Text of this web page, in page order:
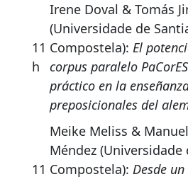
11
h
Irene Doval & Tomás
(Universidade de
Compostela): El
corpus paralelo
práctico en la
preposicionales del
11
Meike Meliss &
Méndez
Compostela): Desde